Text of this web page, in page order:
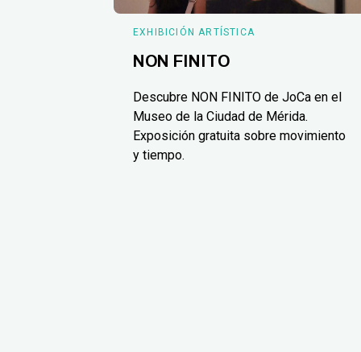
EXHIBICIÓN ARTÍSTICA
NON FINITO
Descubre NON FINITO de JoCa en el
Museo de la Ciudad de Mérida.
Exposición gratuita sobre movimiento
y tiempo.